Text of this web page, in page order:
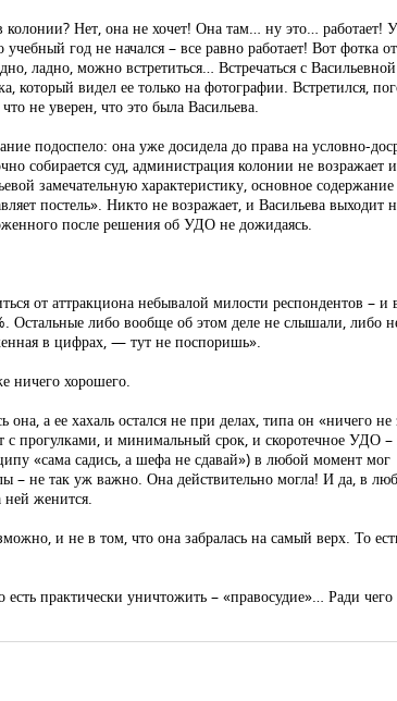
колонии? Нет, она не хочет! Она там… ну это… работает!
год не начался – все равно работает! Вот фотка
ладно, можно встретиться… Встречаться с
который видел ее только на фотографии. Встретился,
не уверен, что это была Васильева.
подоспело: она уже досидела до права на условно-
собирается суд, администрация колонии не возражает
замечательную характеристику, основное
постель». Никто не возражает, и Васильева выходит
после решения об УДО не дожидаясь.
от аттракциона небывалой милости респондентов – и
Остальные либо вообще об этом деле не слышали, либо
в цифрах, — тут не поспоришь».
ничего хорошего.
а ее хахаль остался не при делах, типа он «ничего не
с прогулками, и минимальный срок, и скоротечное УДО –
«сама садись, а шефа не сдавай») в любой момент мог
– не так уж важно. Она действительно могла! И да, в
ней женится.
и не в том, что она забралась на самый верх. То
практически уничтожить – «правосудие»… Ради